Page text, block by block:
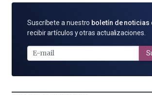
SUSCRÍBETE
POR
MAIL
Suscríbete a nuestro boletín de noticias
recibir artículos y otras actualizaciones.